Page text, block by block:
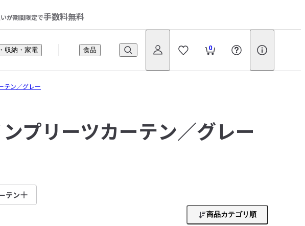
が期間限定で手数料無料
0
収納・家電 食品
テン／グレー
プリーツカーテン／グレー
テン
商品カテゴリ順